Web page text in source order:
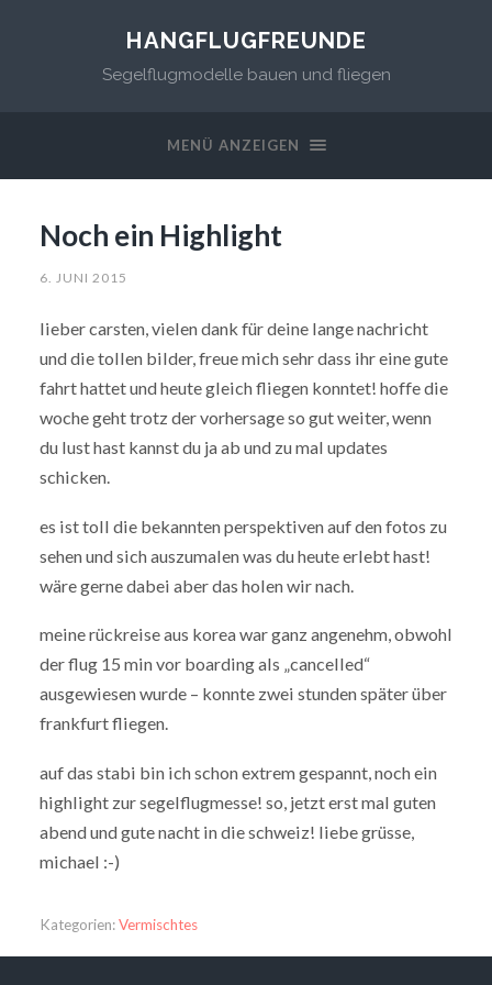
HANGFLUGFREUNDE
Segelflugmodelle bauen und fliegen
MENÜ ANZEIGEN
Noch ein Highlight
6. JUNI 2015
lieber carsten, vielen dank für deine lange nachricht
und die tollen bilder, freue mich sehr dass ihr eine gute
fahrt hattet und heute gleich fliegen konntet! hoffe die
woche geht trotz der vorhersage so gut weiter, wenn
du lust hast kannst du ja ab und zu mal updates
schicken.
es ist toll die bekannten perspektiven auf den fotos zu
sehen und sich auszumalen was du heute erlebt hast!
wäre gerne dabei aber das holen wir nach.
meine rückreise aus korea war ganz angenehm, obwohl
der flug 15 min vor boarding als „cancelled“
ausgewiesen wurde – konnte zwei stunden später über
frankfurt fliegen.
auf das stabi bin ich schon extrem gespannt, noch ein
highlight zur segelflugmesse! so, jetzt erst mal guten
abend und gute nacht in die schweiz! liebe grüsse,
michael :-)
Kategorien:Vermischtes